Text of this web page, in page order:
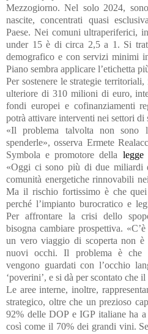
Mezzogiorno. Nel solo 2024,
nascite, concentrati quasi
Paese. Nei comuni ultraperiferici,
under 15 è di circa 2,5 a 1. Si
demografico e con servizi minimi
Piano sembra applicare l’etichetta
Per sostenere le strategie
ulteriore di 310 milioni di euro,
fondi europei e cofinanziamenti
potrà attivare interventi nei settori di
«Il problema talvolta non sono
spenderle», osserva Ermete
Symbola e promotore della legge
«Oggi ci sono più di due miliardi
comunità energetiche rinnovabili
Ma il rischio fortissimo è che
perché l’impianto burocratico e
Per affrontare la crisi dello
bisogna cambiare prospettiva.
un vero viaggio di scoperta non è
nuovi occhi. Il problema è che
vengono guardati con l’occhio
‘poverini’, e si dà per scontato che
Le aree interne, inoltre,
strategico, oltre che un prezioso
92% delle DOP e IGP italiane ha
così come il 70% dei grandi vini.